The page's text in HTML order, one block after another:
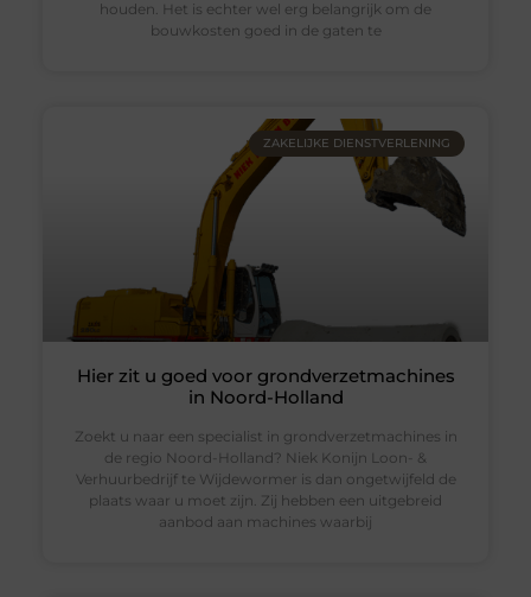
houden. Het is echter wel erg belangrijk om de
bouwkosten goed in de gaten te
ZAKELIJKE DIENSTVERLENING
Hier zit u goed voor grondverzetmachines
in Noord-Holland
Zoekt u naar een specialist in grondverzetmachines in
de regio Noord-Holland? Niek Konijn Loon- &
Verhuurbedrijf te Wijdewormer is dan ongetwijfeld de
plaats waar u moet zijn. Zij hebben een uitgebreid
aanbod aan machines waarbij